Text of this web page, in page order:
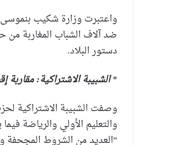
واعتبرت وزارة شكيب بنموسى
ضد آلاف الشباب المغاربة
دستور البلاد.
*الشبيبة الاشتراكية: مقاربة
وصفت الشبيبة الاشتراكية
والتعليم الأولي والرياضة